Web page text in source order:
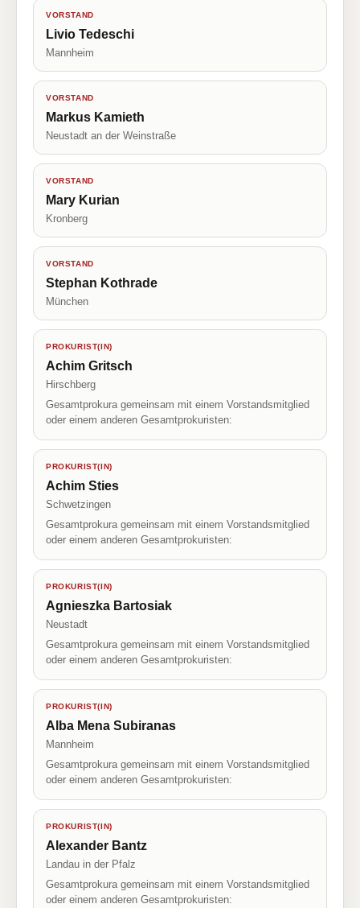
VORSTAND
Livio Tedeschi
Mannheim
VORSTAND
Markus Kamieth
Neustadt an der Weinstraße
VORSTAND
Mary Kurian
Kronberg
VORSTAND
Stephan Kothrade
München
PROKURIST(IN)
Achim Gritsch
Hirschberg
Gesamtprokura gemeinsam mit einem Vorstandsmitglied
oder einem anderen Gesamtprokuristen:
PROKURIST(IN)
Achim Sties
Schwetzingen
Gesamtprokura gemeinsam mit einem Vorstandsmitglied
oder einem anderen Gesamtprokuristen:
PROKURIST(IN)
Agnieszka Bartosiak
Neustadt
Gesamtprokura gemeinsam mit einem Vorstandsmitglied
oder einem anderen Gesamtprokuristen:
PROKURIST(IN)
Alba Mena Subiranas
Mannheim
Gesamtprokura gemeinsam mit einem Vorstandsmitglied
oder einem anderen Gesamtprokuristen:
PROKURIST(IN)
Alexander Bantz
Landau in der Pfalz
Gesamtprokura gemeinsam mit einem Vorstandsmitglied
oder einem anderen Gesamtprokuristen: